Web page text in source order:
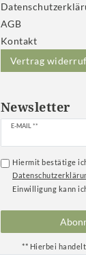
AGB
Kontakt
Vertrag
Newsletter
E-MAIL **
Newsletter
Honig
Hiermit bestätige
Einwilligung kann
** Hierbei